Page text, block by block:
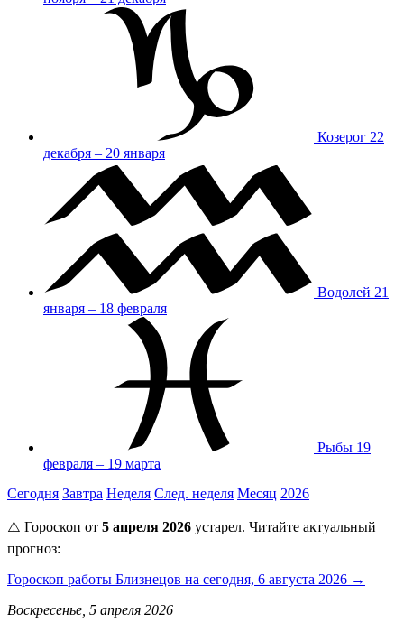
Козерог 22
декабря – 20 января
Водолей 21
января – 18 февраля
Рыбы 19
февраля – 19 марта
Сегодня Завтра Неделя След. неделя Месяц 2026
⚠️ Гороскоп от 5 апреля 2026 устарел. Читайте актуальный
прогноз:
Гороскоп работы Близнецов на сегодня, 6 августа 2026 →
Воскресенье, 5 апреля 2026